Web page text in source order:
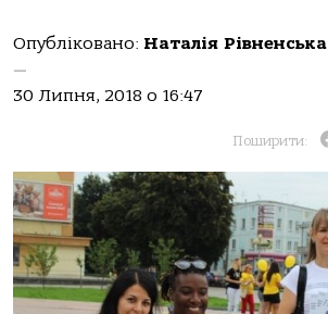
Опубліковано: Наталія Рівненська
—
30 Липня, 2018 о 16:47
Поширити: